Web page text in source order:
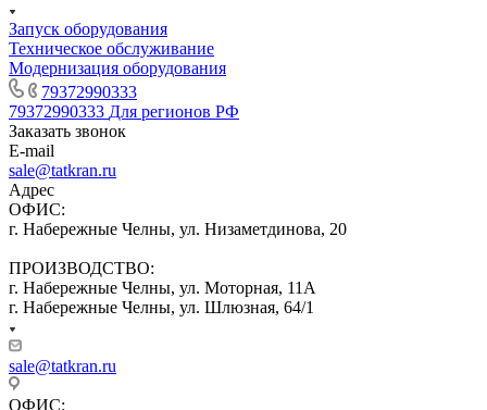
Запуск оборудования
Техническое обслуживание
Модернизация оборудования
79372990333
79372990333 Для регионов РФ
Заказать звонок
E-mail
sale@tatkran.ru
Адрес
ОФИС:
г. Набережные Челны, ул. Низаметдинова, 20
ПРОИЗВОДСТВО:
г. Набережные Челны, ул. Моторная, 11А
г. Набережные Челны, ул. Шлюзная, 64/1
sale@tatkran.ru
ОФИС: